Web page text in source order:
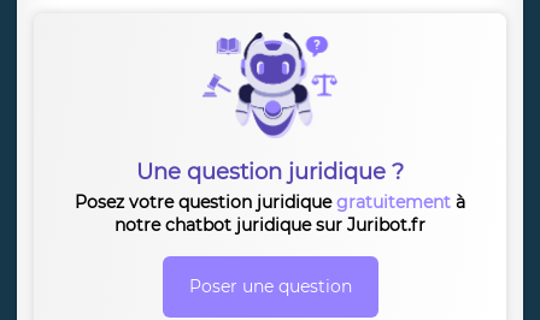
Une question juridique ?
Posez votre question juridiquegratuitement à
notre chatbot juridique sur Juribot.fr
Poser une question